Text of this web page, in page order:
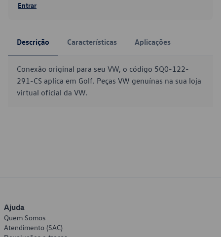
Entrar
Descrição Características Aplicações
Conexão original para seu VW, o código 5Q0-122-
291-CS aplica em Golf. Peças VW genuínas na sua loja
virtual oficial da VW.
Ajuda
Quem Somos
Atendimento (SAC)